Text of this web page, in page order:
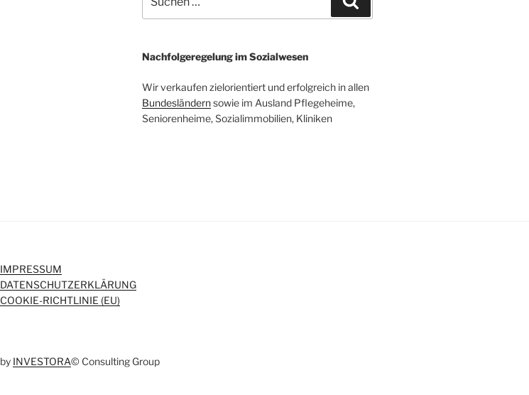
nach:
Nachfolgeregelung im Sozialwesen
Wir verkaufen zielorientiert und erfolgreich in allen
Bundesländernsowie im Ausland Pflegeheime,
Seniorenheime, Sozialimmobilien, Kliniken
IMPRESSUM
DATENSCHUTZERKLÄRUNG
COOKIE-RICHTLINIE (EU)
by INVESTORA© Consulting Group